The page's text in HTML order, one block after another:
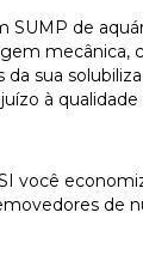
SUMP de
mecânica,
da sua
à qualidade
você
de